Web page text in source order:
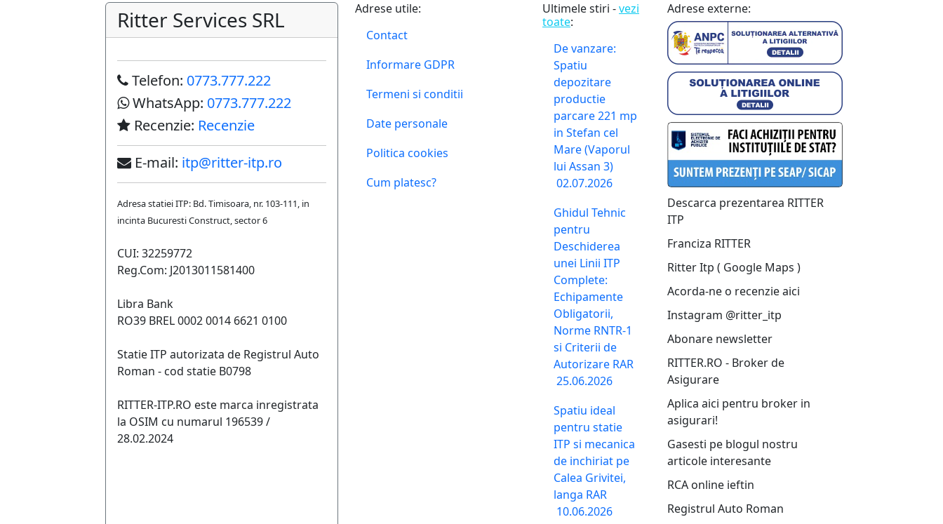
Ritter Services SRL
Telefon: 0773.777.222
WhatsApp: 0773.777.222
Recenzie: Recenzie
E-mail: itp@ritter-itp.ro
Adresa statiei ITP: Bd. Timisoara, nr. 103-111, in
incinta Bucuresti Construct, sector 6
CUI: 32259772
Reg.Com: J2013011581400
Libra Bank
RO39 BREL 0002 0014 6621 0100
Statie ITP autorizata de Registrul Auto
Roman - cod statie B0798
RITTER-ITP.RO este marca inregistrata
la OSIM cu numarul 196539 /
28.02.2024
Adrese utile:
Contact
Informare GDPR
Termeni si conditii
Date personale
Politica cookies
Cum platesc?
Ultimele stiri -vezi
toate:
De vanzare:
Spatiu
depozitare
productie
parcare 221 mp
in Stefan cel
Mare (Vaporul
lui Assan 3)
02.07.2026
Ghidul Tehnic
pentru
Deschiderea
unei Linii ITP
Complete:
Echipamente
Obligatorii,
Norme RNTR-1
si Criterii de
Autorizare RAR
25.06.2026
Spatiu ideal
pentru statie
ITP si mecanica
de inchiriat pe
Calea Grivitei,
langa RAR
10.06.2026
Adrese externe:
Descarca prezentarea RITTER
ITP
Franciza RITTER
Ritter Itp ( Google Maps )
Acorda-ne o recenzie aici
Instagram @ritter_itp
Abonare newsletter
RITTER.RO - Broker de
Asigurare
Aplica aici pentru broker in
asigurari!
Gasesti pe blogul nostru
articole interesante
RCA online ieftin
Registrul Auto Roman